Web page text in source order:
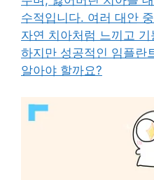
수적입니다. 여러 대안
자연 치아처럼 느끼고
하지만 성공적인 임플란
알아야 할까요?